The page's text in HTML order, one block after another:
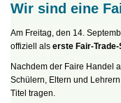
Wir sind eine
Am Freitag, den 14.
offiziell als erste Fair-Trade-
Nachdem der Faire Handel
Schülern, Eltern und
Titel tragen.